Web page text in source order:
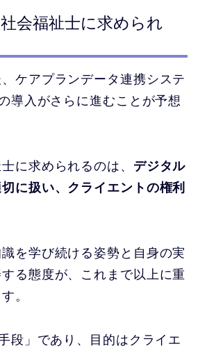
会福祉士に求められ
ケアプランデータ連携システ
導入がさらに進むことが予想
に求められるのは、 デジタル
に扱い、クライエントの権利
を学び続ける姿勢と自身の実
る態度が、これまで以上に重
。
段」であり、目的はクライエ